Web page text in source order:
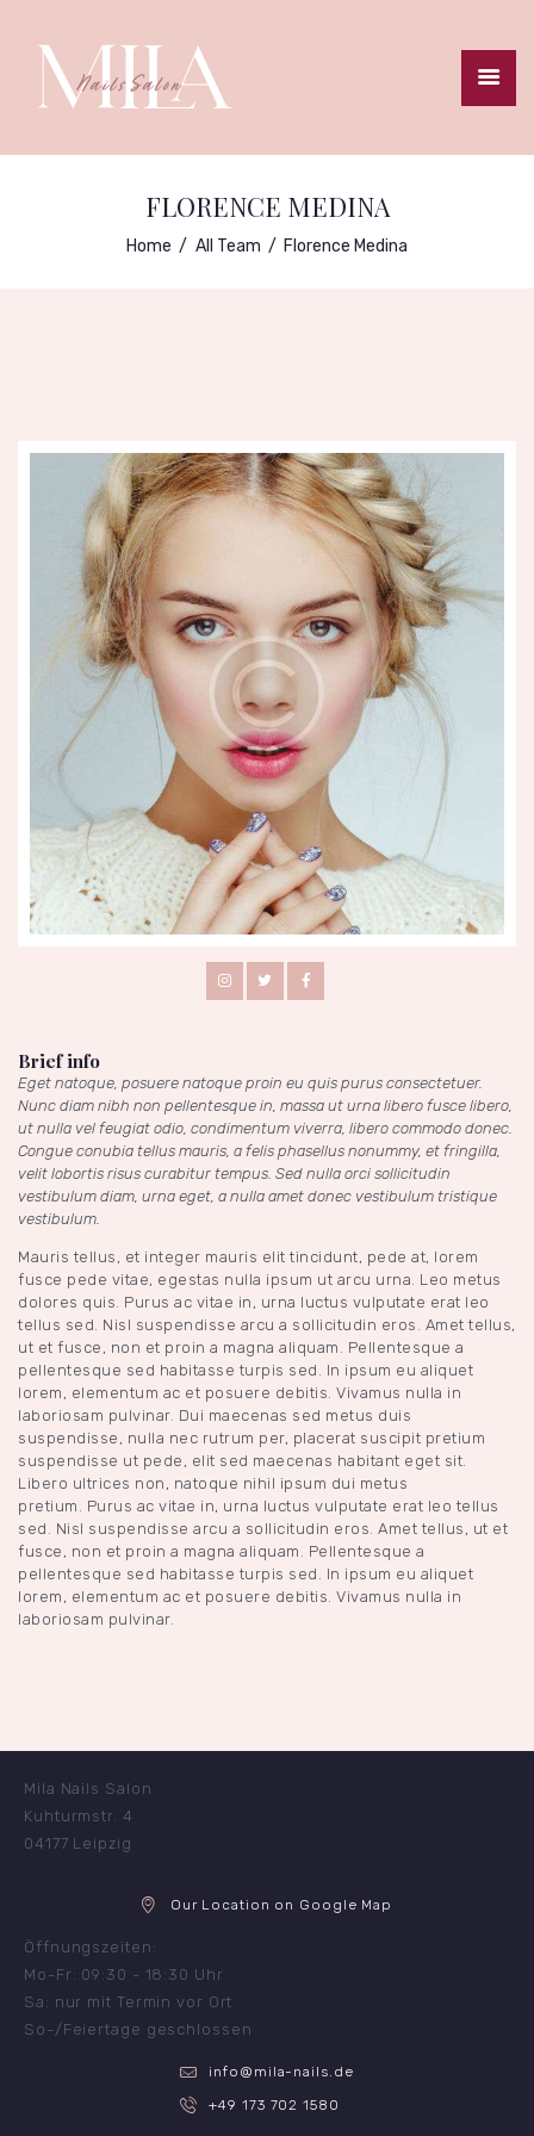
FLORENCE MEDINA
Home All Team Florence Medina
STARTSEITE
TERMINBUCHUNG
GALLERIE
Brief info
Eget natoque, posuere natoque proin eu quis purus consectetuer.
Nunc diam nibh non pellentesque in, massa ut urna libero fusce libero,
ut nulla vel feugiat odio, condimentum viverra, libero commodo donec.
Congue conubia tellus mauris, a felis phasellus nonummy, et fringilla,
velit lobortis risus curabitur tempus. Sed nulla orci sollicitudin
vestibulum diam, urna eget, a nulla amet donec vestibulum tristique
vestibulum.
Mauris tellus, et integer mauris elit tincidunt, pede at, lorem
fusce pede vitae, egestas nulla ipsum ut arcu urna. Leo metus
dolores quis. Purus ac vitae in, urna luctus vulputate erat leo
tellus sed. Nisl suspendisse arcu a sollicitudin eros. Amet tellus,
ut et fusce, non et proin a magna aliquam. Pellentesque a
pellentesque sed habitasse turpis sed. In ipsum eu aliquet
lorem, elementum ac et posuere debitis. Vivamus nulla in
laboriosam pulvinar. Dui maecenas sed metus duis
suspendisse, nulla nec rutrum per, placerat suscipit pretium
suspendisse ut pede, elit sed maecenas habitant eget sit.
Libero ultrices non, natoque nihil ipsum dui metus
pretium. Purus ac vitae in, urna luctus vulputate erat leo tellus
sed. Nisl suspendisse arcu a sollicitudin eros. Amet tellus, ut et
fusce, non et proin a magna aliquam. Pellentesque a
pellentesque sed habitasse turpis sed. In ipsum eu aliquet
lorem, elementum ac et posuere debitis. Vivamus nulla in
laboriosam pulvinar.
Mila Nails Salon
Kuhturmstr. 4
04177 Leipzig
Our Location on Google Map
Öffnungszeiten:
Mo-Fr: 09:30 - 18:30 Uhr
Sa: nur mit Termin vor Ort
So-/Feiertage geschlossen
info@mila-nails.de
+49 173 702 1580